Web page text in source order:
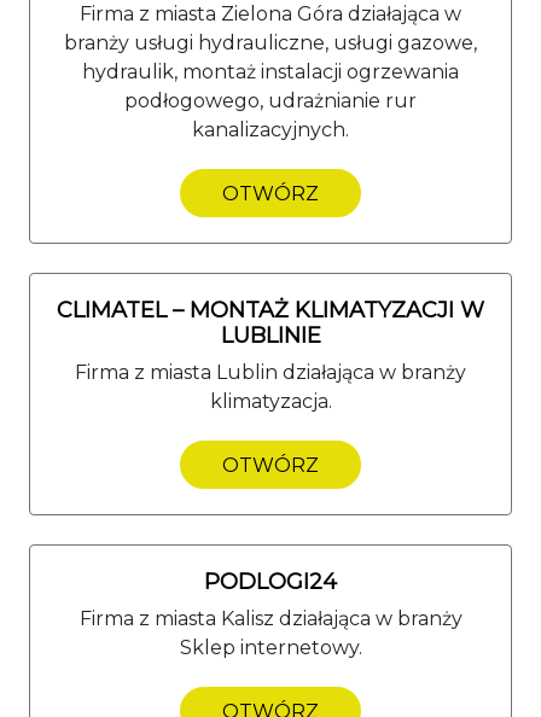
Firma z miasta Zielona Góra działająca w
branży usługi hydrauliczne, usługi gazowe,
hydraulik, montaż instalacji ogrzewania
podłogowego, udrażnianie rur
kanalizacyjnych.
OTWÓRZ
CLIMATEL – MONTAŻ KLIMATYZACJI W
LUBLINIE
Firma z miasta Lublin działająca w branży
klimatyzacja.
OTWÓRZ
PODLOGI24
Firma z miasta Kalisz działająca w branży
Sklep internetowy.
OTWÓRZ